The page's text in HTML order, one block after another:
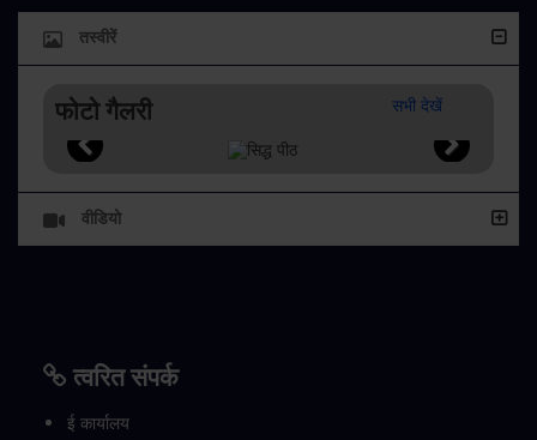
तस्वीरें
फोटो गैलरी सभी देखें
वीडियो
त्वरित संपर्क
ई कार्यालय